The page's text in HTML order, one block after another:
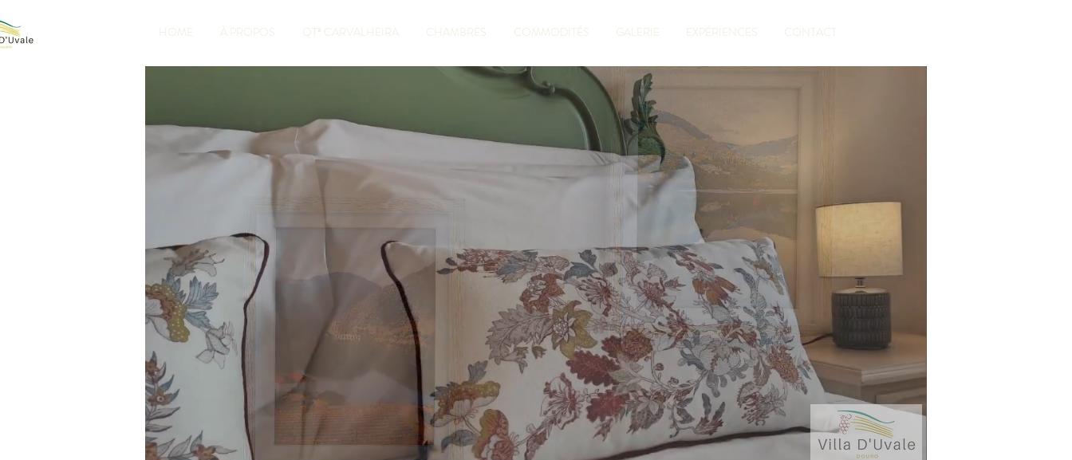
HOME À PROPOS QTª CARVALHEIRA CHAMBRES COMMODITÉS GALERIE EXPÉRIENCES CONTACT